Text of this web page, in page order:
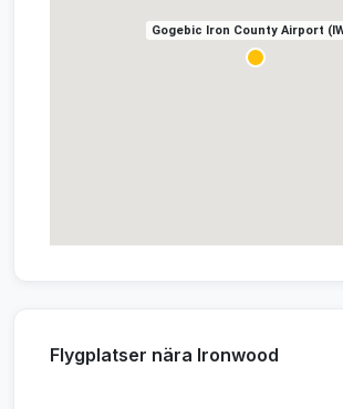
Gogebic Iron County Airport
Flygplatser nära Ironwood